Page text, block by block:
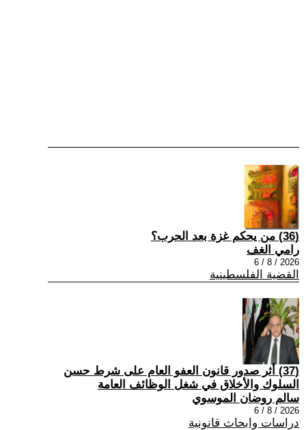
(36) من يحكم غزة بعد الحرب؟
رامي الغف
2026 / 8 / 6
القضية الفلسطينية
(37) أثر صدور قانون العفو العام على شرط حسن
السلوك والأخلاق في شغل الوظائف العامة
سالم روضان الموسوي
2026 / 8 / 6
دراسات وابحاث قانونية